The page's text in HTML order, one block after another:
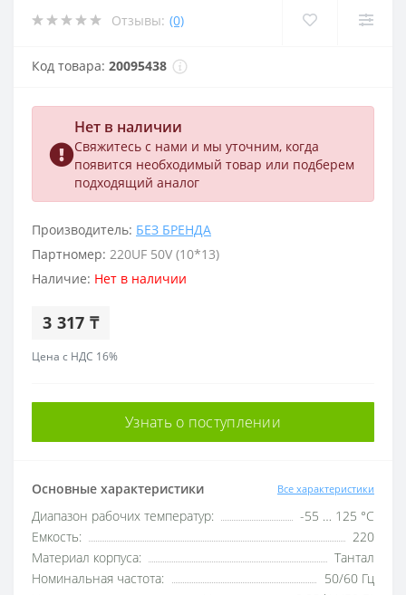
Отзывы: (0)
Код товара: 20095438
Нет в наличии
Свяжитесь с нами и мы уточним, когда
появится необходимый товар или подберем
подходящий аналог
Производитель: БЕЗ БРЕНДА
Партномер: 220UF 50V (10*13)
Наличие: Нет в наличии
3 317 ₸
Цена с НДС 16%
Узнать о поступлении
Основные характеристики Все характеристики
Диапазон рабочих температур:
-55 … 125 °C
Емкость:
220
Материал корпуса:
Тантал
Номинальная частота:
50/60 Гц